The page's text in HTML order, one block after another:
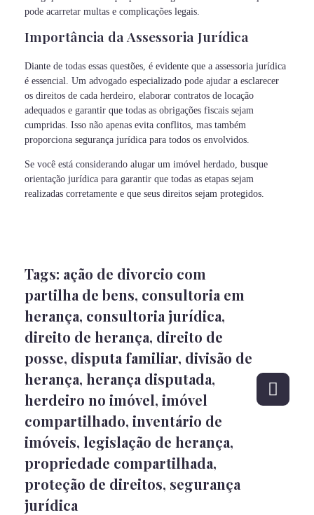
pode acarretar multas e complicações legais.
Importância da Assessoria Jurídica
Diante de todas essas questões, é evidente que a assessoria jurídica
é essencial. Um advogado especializado pode ajudar a esclarecer
os direitos de cada herdeiro, elaborar contratos de locação
adequados e garantir que todas as obrigações fiscais sejam
cumpridas. Isso não apenas evita conflitos, mas também
proporciona segurança jurídica para todos os envolvidos.
Se você está considerando alugar um imóvel herdado, busque
orientação jurídica para garantir que todas as etapas sejam
realizadas corretamente e que seus direitos sejam protegidos.
Tags: ação de divorcio com
partilha de bens, consultoria em
herança, consultoria jurídica,
direito de herança, direito de
posse, disputa familiar, divisão de
herança, herança disputada,
herdeiro no imóvel, imóvel
compartilhado, inventário de
imóveis, legislação de herança,
propriedade compartilhada,
proteção de direitos, segurança
jurídica